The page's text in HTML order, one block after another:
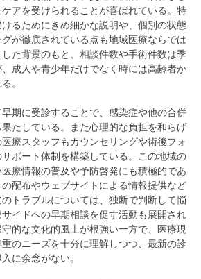
アを受けられることが喜ばれている。特
るためにきめ細かな説明や、個別の状態
が徹底されている点も地域医療ならでは
た背景のもと、相談件数や手術件数は季
成人や青少年だけでなく時には高齢者か
。
期に受診することで、感染症や他の合併
たしている。また心理的な負担を和らげ
療スタッフもカウンセリングや術後フォ
ポート体制を構築している。この地域の
療情報の普及や予防啓発にも積極的であ
配布やウェブサイトによる情報提供など
トラブルについては、独断で判断して悩
イドへの早期相談を促す活動も展開され
的な文化的風土が根強い一方で、医療現
のニーズを十分に理解しつつ、最新の診
に余念がない。